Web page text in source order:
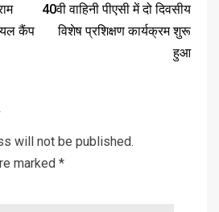
कैंप
40वी वाहिनी पीएसी में दो दिवसीय
विशेष प्रशिक्षण कार्यक्रम शुरू
हुआ
will not be published.
marked *